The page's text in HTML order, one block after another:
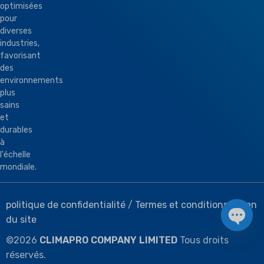
optimisées
pour
diverses
industries,
favorisant
des
environnements
plus
sains
et
durables
à
l'échelle
mondiale.
politique de confidentialité / Termes et conditions
Plan
du site
©2026 CLIMAPRO COMPANY LIMITED Tous droits
réservés.